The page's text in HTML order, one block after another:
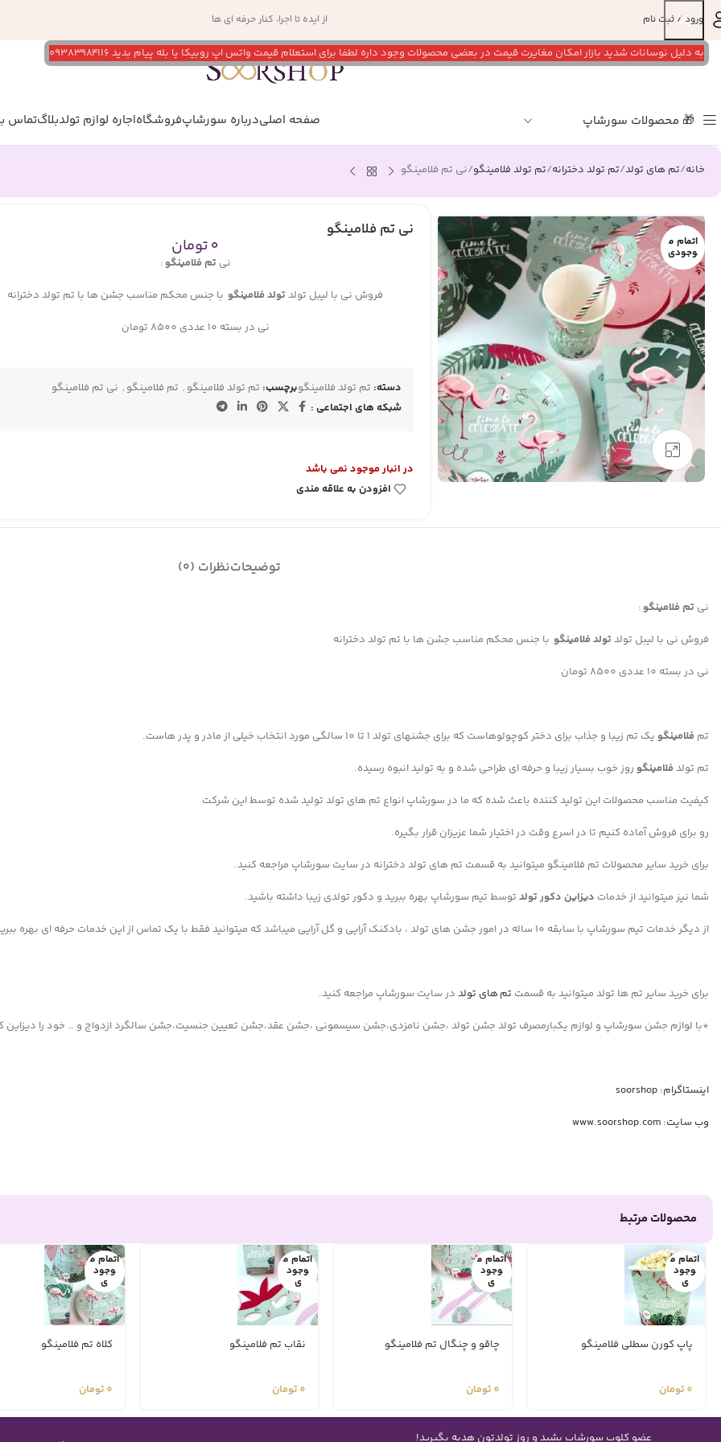
به دلیل نوسانات شدید بازار امکان مغایرت قیمت در بعضی محصولات وجود داره لطفا برای استعلام قیمت واتس اپ روبیکا یا بله پیام بدید ۰۹۳۸۳۹۸۴۱۱۶
ورود / ثبت نام از ایده تا اجرا، کنار حرفه ای ها
🎁 محصولات سورشاپ صفحه اصلیدرباره سورشاپفروشگاهاجاره لوازم تولدبلاگتماس
خانه تم های تولد تم تولد دخترانه تم تولد فلامینگو نی تم فلامینگو
اتمام م
وجودی
بزرگنمایی تصویر
نی تم فلامینگو
0تومان
نی تم فلامینگو :
فروش نی با لیبل تولدتولد فلامینگو با جنس محکم مناسب جشن ها با تم تولد دخترانه
نی در بسته 10 عددی 8500 تومان
دسته: تم تولد فلامینگوبرچسب: تم تولد فلامینگو , تم فلامینگو , نی تم فلامینگو
شبکه های اجتماعی :
در انبار موجود نمی باشد
افزودن به علاقه مندی
توضیحاتنظرات (0)
نی تم فلامینگو :
فروش نی با لیبل تولد تولد فلامینگو با جنس محکم مناسب جشن ها با تم تولد دخترانه
نی در بسته 10 عددی 8500 تومان
تم فلامینگو یک تم زیبا و جذاب برای دختر کوچولوهاست که برای جشنهای تولد 1 تا 10 سالگی مورد انتخاب خیلی از مادر و پدر هاست.
تم تولدفلامینگو روز خوب بسیار زیبا و حرفه ای طراحی شده و به تولید انبوه رسیده.
کیفیت مناسب محصولات این تولید کننده باعث شده که ما در سورشاپ انواع تم های تولد تولید شده توسط این شرکت
رو برای فروش آماده کنیم تا در اسرع وقت در اختیار شما عزیزان قرار بگیره.
برای خرید سایر محصولات تم فلامینگو میتوانید به قسمت تم های تولد دخترانه در سایت سورشاپ مراجعه کنید.
شما نیز میتوانید از خدمات دیزاین دکور تولد توسط تیم سورشاپ بهره ببرید و دکور تولدی زیبا داشته باشید.
از دیگر خدمات تیم سورشاپ با سابقه 10 ساله در امور جشن های تولد ، بادکنک آرایی و گل آرایی میباشد که میتوانید فقط با یک تماس از این خدمات حرفه ای بهره ببرید
برای خرید سایر تم ها تولد میتوانید به قسمت تم های تولد در سایت سورشاپ مراجعه کنید.
*با لوازم جشن سورشاپ و لوازم یکبارمصرف تولد جشن تولد ،جشن نامزدی،جشن سیسمونی ،جشن عقد،جشن تعیین جنسیت،جشن سالگرد ازدواج و … خود را دیزاین
اینستاگرام: soorshop
وب سایت: www.soorshop.com
محصولات مرتبط
اتمام م
وجود
ی
پاپ کورن سطلی فلامینگو
0 تومان
اتمام م
وجود
ی
چاقو و چنگال تم فلامینگو
0 تومان
اتمام م
وجود
ی
نقاب تم فلامینگو
0 تومان
اتمام م
وجود
ی
کلاه تم فلامینگو
0 تومان
عضو کلوپ سورشاپ بشید و روز تولدتون هدیه بگیرید!